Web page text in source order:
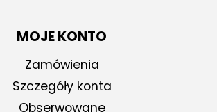
MOJE KONTO
Zamówienia
Szczegóły konta
Obserwowane